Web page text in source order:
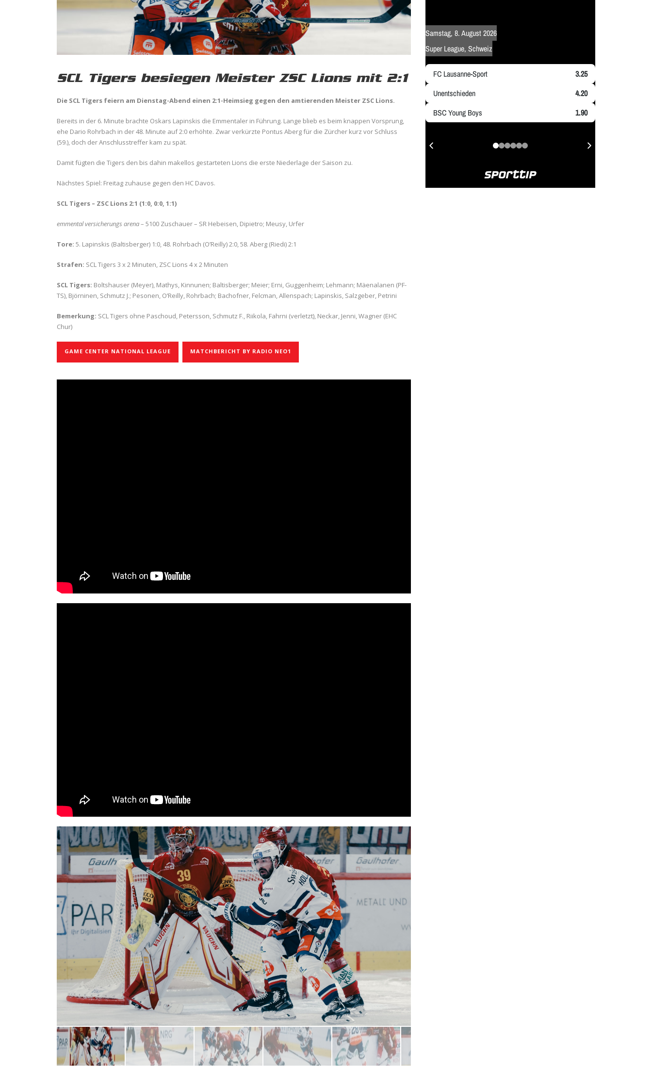
SCL Tigers besiegen Meister ZSC Lions mit 2:1
Die SCL Tigers feiern am Dienstag-Abend einen 2:1-Heimsieg gegen den amtierenden Meister ZSC Lions.
Bereits in der 6. Minute brachte Oskars Lapinskis die Emmentaler in Führung. Lange blieb es beim knappen Vorsprung,
ehe Dario Rohrbach in der 48. Minute auf 2:0 erhöhte. Zwar verkürzte Pontus Aberg für die Zürcher kurz vor Schluss
(59.), doch der Anschlusstreffer kam zu spät.
Damit fügten die Tigers den bis dahin makellos gestarteten Lions die erste Niederlage der Saison zu.
Nächstes Spiel: Freitag zuhause gegen den HC Davos.
SCL Tigers – ZSC Lions 2:1 (1:0, 0:0, 1:1)
emmental versicherungs arena– 5100 Zuschauer – SR Hebeisen, Dipietro; Meusy, Urfer
Tore: 5. Lapinskis (Baltisberger) 1:0, 48. Rohrbach (O’Reilly) 2:0, 58. Aberg (Riedi) 2:1
Strafen: SCL Tigers 3 x 2 Minuten, ZSC Lions 4 x 2 Minuten
SCL Tigers: Boltshauser (Meyer), Mathys, Kinnunen; Baltisberger; Meier; Erni, Guggenheim; Lehmann; Mäenalanen (PF-
TS), Björninen, Schmutz J.; Pesonen, O’Reilly, Rohrbach; Bachofner, Felcman, Allenspach; Lapinskis, Salzgeber, Petrini
Bemerkung: SCL Tigers ohne Paschoud, Petersson, Schmutz F., Riikola, Fahrni (verletzt), Neckar, Jenni, Wagner (EHC
Chur)
GAME CENTER NATIONAL LEAGUE MATCHBERICHT BY RADIO NEO1